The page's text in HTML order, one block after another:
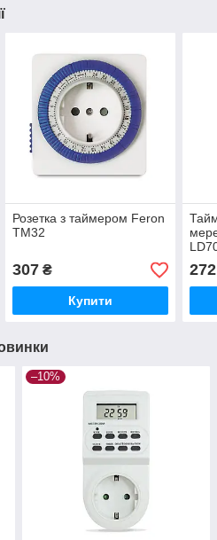
Розетка з таймером Feron
TM32
307₴
Купити
272
–10%